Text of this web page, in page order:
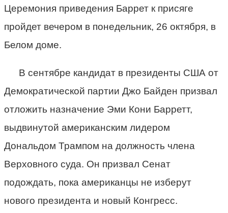
Церемония приведения Баррет к присяге
пройдет вечером в понедельник, 26 октября, в
Белом доме.
В сентябре кандидат в президенты США от
Демократической партии Джо Байден призвал
отложить назначение Эми Кони Барретт,
выдвинутой американским лидером
Дональдом Трампом на должность члена
Верховного суда. Он призвал Сенат
подождать, пока американцы не изберут
нового президента и новый Конгресс.